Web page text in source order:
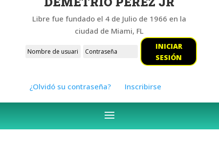
Libre fue fundado el 4 de Julio de 1966 en la
ciudad de Miami, FL
INICIAR
SESIÓN
¿Olvidó su contraseña? Inscribirse